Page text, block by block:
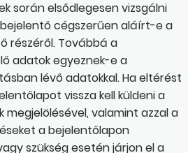
során elsődlegesen vizsgálni
cégszerűen aláírt-e a
részéről. Továbbá a
adatok egyeznek-e a
lévő adatokkal. Ha eltérést
vissza kell küldeni a
megjelölésével, valamint azzal a
a bejelentőlapon
szükség esetén járjon el a